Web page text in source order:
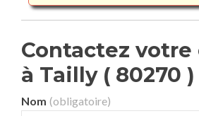
Contactez votre
à Tailly ( 80270 )
Nom (obligatoire)